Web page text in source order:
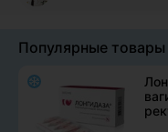
О проекте
Сервисы
Найти товар
Популярные товары
ОС